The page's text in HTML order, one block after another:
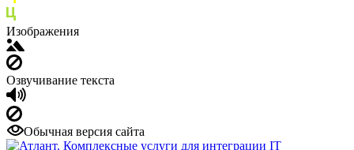
Изображения
Озвучивание текста
Обычная версия сайта